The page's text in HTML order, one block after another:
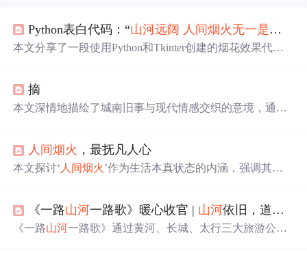
Python表白代码：“山河远阔 人间烟火无一是你
本文分享了一段使用Python和Tkinter创建的烟花效果代
效果和深情的烟花文案。
摘
本文深情地描绘了城南旧事与现代情感交织的意境，通过
人间烟火 ，最抚凡人心
本文探讨‘ 人间烟火’作为生活本真状态的内涵，强调其在
生活质感的重要性。文中指出烟火气即具象可感的真实存
在——饮食、亲情、邻里、微小善意等，是抵御异化、锚
《一路山河一路歌》暖心收官 | 山河依旧，道路常新
《一路山河一路歌》通过黄河、长城、太行三大旅游公